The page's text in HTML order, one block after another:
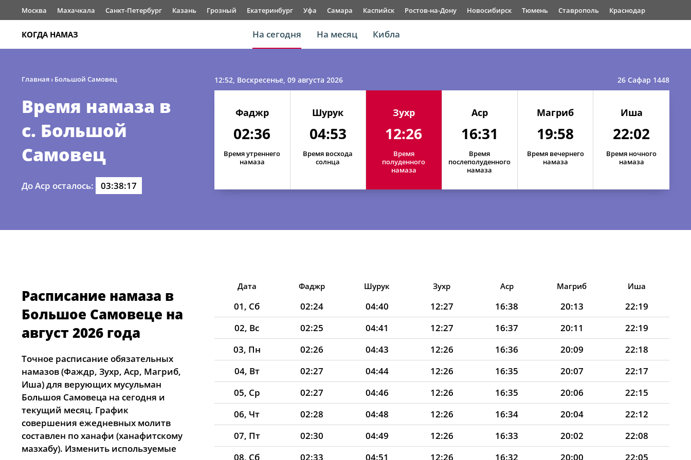
Москва Махачкала Санкт-Петербург Казань Грозный Екатеринбург Уфа Самара Каспийск Ростов-на-Дону Новосибирск Тюмень Ставрополь Краснодар
КОГДА НАМАЗ На сегодня На месяц Кибла
Главная› Большой Самовец
Время намаза в
с. Большой
Самовец
До Аср осталось: 03:38:17
12:52, Воскресенье, 09 августа 2026 26 Сафар 1448
Фаджр
02:36
Время утреннего
намаза
Шурук
04:53
Время восхода
солнца
Зухр
12:26
Время
полуденного
намаза
Аср
16:31
Время
послеполуденного
намаза
Магриб
19:58
Время вечернего
намаза
Иша
22:02
Время ночного
намаза
Расписание намаза в
Большое Самовеце на
август 2026 года
Точное расписание обязательных
намазов (Фаждр, Зухр, Аср, Магриб,
Иша) для верующих мусульман
Большоя Самовеца на сегодня и
текущий месяц. График
совершения ежедневных молитв
составлен по ханафи (ханафитскому
мазхабу). Изменить используемые
Дата Фаджр Шурук Зухр Аср Магриб Иша
01, Сб 02:24 04:40 12:27 16:38 20:13
22:19
02, Вс
02:25 04:41 12:27 16:37 20:11
22:19
03, Пн
02:26 04:43 12:26 16:36 20:09
22:18
04, Вт
02:27 04:44 12:26 16:35 20:07
22:17
05, Ср
02:27 04:46 12:26 16:35 20:06
22:15
06, Чт
02:28 04:48 12:26 16:34 20:04
22:12
07, Пт
02:30 04:49 12:26 16:33 20:02
22:08
08, Сб
02:33 04:51 12:26 16:32 20:00
22:05